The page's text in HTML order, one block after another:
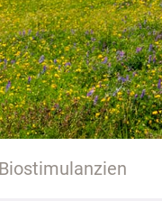
Biostimulanzien